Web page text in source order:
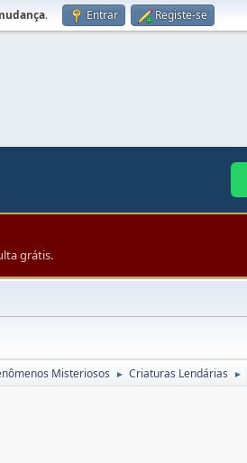
. Entrar Registe-se
grátis.
Misteriosos ► Criaturas Lendárias ►